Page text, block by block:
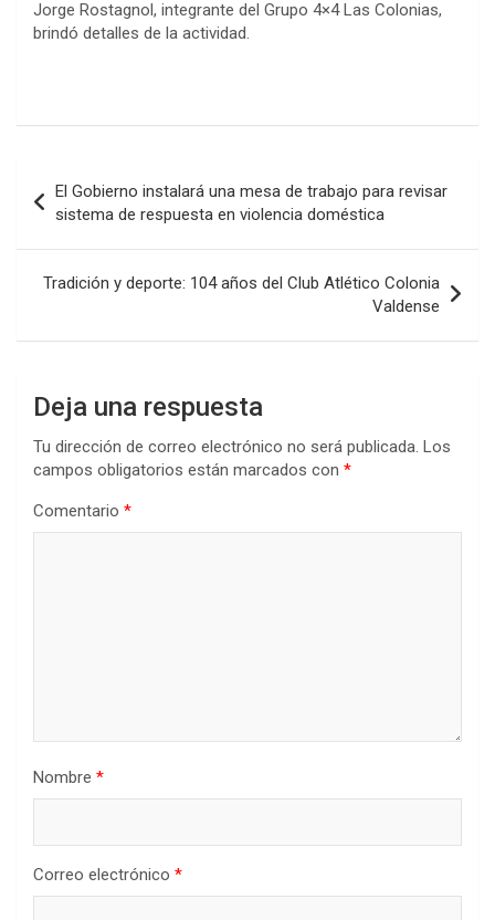
Jorge Rostagnol, integrante del Grupo 4×4 Las Colonias,
brindó detalles de la actividad.
a
b
o
o
k
wi
er
h
s
A
p
p
n
dI
n
o
p
ar
tir
Navegación
El Gobierno instalará una mesa de trabajo para revisar
Tradición y deporte: 104 años del Club Atlético Colonia
Deja una respuesta
Tu dirección de correo electrónico no será publicada.
Comentario*
Nombre*
Correo electrónico*